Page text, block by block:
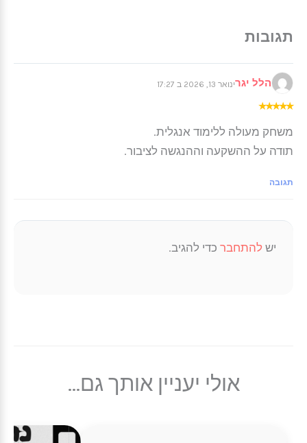
הלל יגרינואר 13, 2026 ב 17:27
★
★
★
★
★
משחק מעולה ללימוד אנגלית.
תודה על ההשקעה וההנגשה לציבור.
תגובה
יש להתחבר כדי להגיב.
אולי יעניין אותך גם...